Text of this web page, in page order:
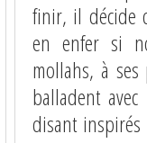
finir, il décide
en enfer si
mollahs, à
balladent
disant